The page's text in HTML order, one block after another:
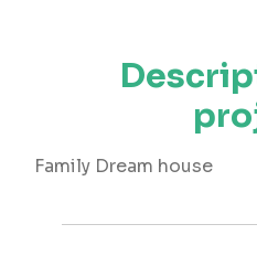
Family Dream house